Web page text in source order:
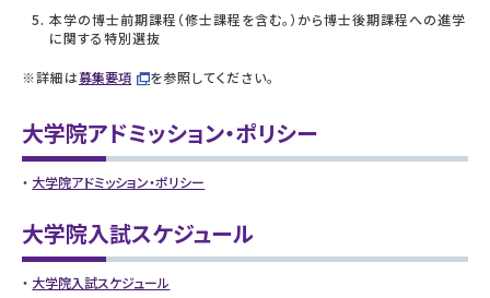
本学の博士前期課程（修士課程を含む。）から博士後期課程への進学
に関する特別選抜
※詳細は募集要項 を参照してください。
大学院アドミッション・ポリシー
大学院アドミッション・ポリシー
大学院入試スケジュール
大学院入試スケジュール